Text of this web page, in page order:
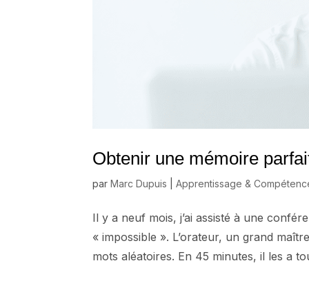
Obtenir une mémoire
parMarc Dupuis |Apprentissage &
Il y a neuf mois, j’ai assisté à une
« impossible ». L’orateur, un grand
mots aléatoires. En 45 minutes, il les a